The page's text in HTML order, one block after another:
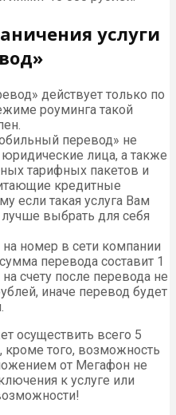
услуги
действует только по
роуминга такой
перевод» не
лица, а также
тарифных пакетов и
кредитные
если такая услуга Вам
лучше выбрать для себя
номер в сети компании
перевода составит 1
счету после перевода не
иначе перевод будет
осуществить всего 5
того, возможность
от Мегафон не
к услуге или